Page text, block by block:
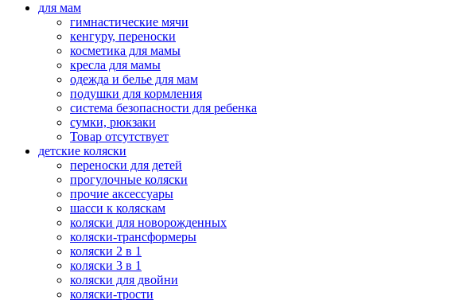
для мам
гимнастические мячи
кенгуру, переноски
косметика для мамы
кресла для мамы
одежда и белье для мам
подушки для кормления
система безопасности для ребенка
сумки, рюкзаки
Товар отсутствует
детские коляски
переноски для детей
прогулочные коляски
прочие аксессуары
шасси к коляскам
коляски для новорожденных
коляски-трансформеры
коляски 2 в 1
коляски 3 в 1
коляски для двойни
коляски-трости